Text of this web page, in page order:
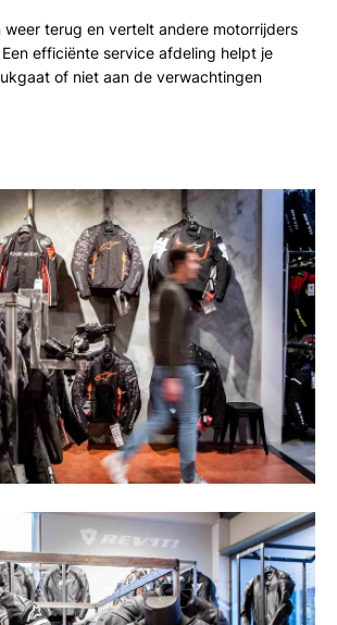
weer terug en vertelt andere motorrijders
efficiënte service afdeling helpt je
of niet aan de verwachtingen